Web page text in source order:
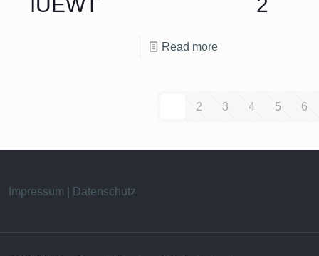
Read more
2 3 4 5 6
Impressum | Datenschutz